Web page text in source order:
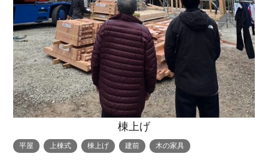
棟上げ
平屋 上棟式 棟上げ 建前 木の家具